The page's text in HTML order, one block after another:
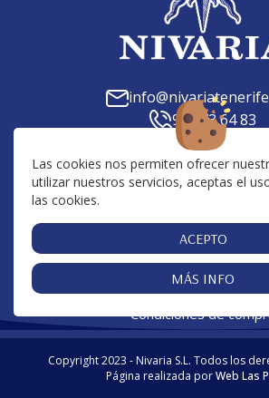
Las cookies nos permiten ofrecer
utilizar nuestros servicios, aceptas el
las cookies.
ACEPTO
MÁS INFO
922 73 64 83
C. Tilena, 23, 38639, Las
Tenerife
Av. San Francisco, 10, 38650, Los
Centro Comercial San Blas,
Santa Cruz de
Cookies|Aviso Legal|Política de
Condiciones de
Copyright 2023 - Nivaria S.L. Todos los
Página realizada porWeb Las